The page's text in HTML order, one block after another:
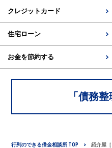
クレジットカード
住宅ローン
お金を節約する
「債務整
行列のできる借金相談所 TOP 紹介屋［